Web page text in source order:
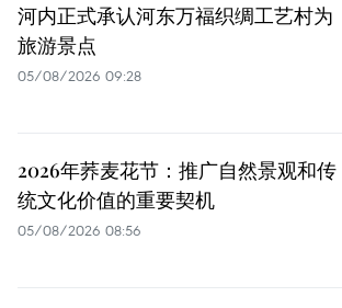
河内正式承认河东万福织绸工艺村为
旅游景点
05/08/2026 09:28
2026年荞麦花节：推广自然景观和传
统文化价值的重要契机
05/08/2026 08:56